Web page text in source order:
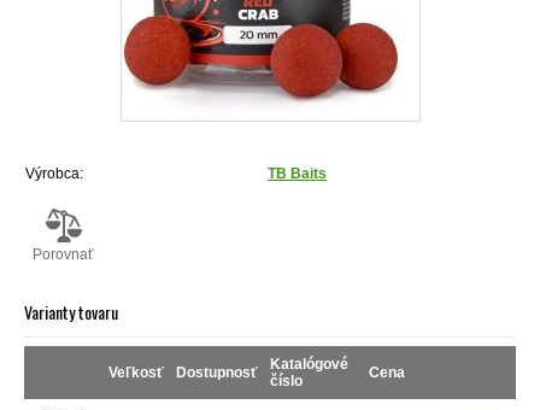
Výrobca: TB Baits
Porovnať
Varianty tovaru
Veľkosť Dostupnosť
Katalógové
číslo
Cena